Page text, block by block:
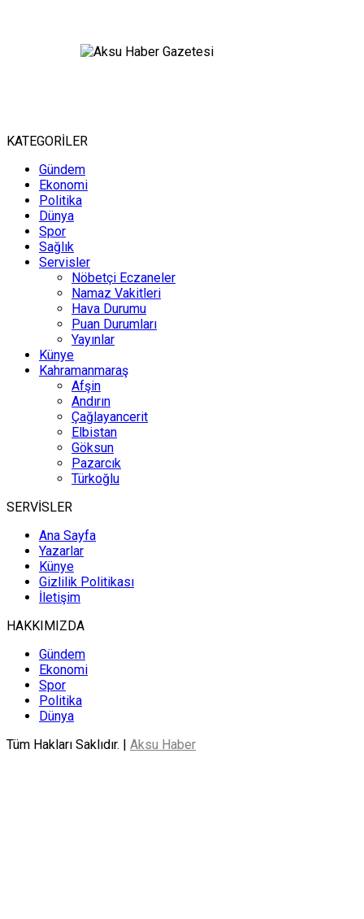
KATEGORİLER
Gündem
Ekonomi
Politika
Dünya
Spor
Sağlık
Servisler
Nöbetçi Eczaneler
Namaz Vakitleri
Hava Durumu
Puan Durumları
Yayınlar
Künye
Kahramanmaraş
Afşin
Andırın
Çağlayancerit
Elbistan
Göksun
Pazarcık
Türkoğlu
SERVİSLER
Ana Sayfa
Yazarlar
Künye
Gizlilik Politikası
İletişim
HAKKIMIZDA
Gündem
Ekonomi
Spor
Politika
Dünya
Tüm Hakları Saklıdır. | Aksu Haber